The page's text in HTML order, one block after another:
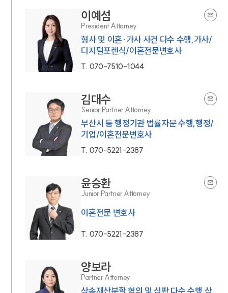
이예섬
President Attorney
형사 및 이혼·가사 사건 다수 수행,가사/
디지털포렌식/이혼전문변호사
T. 070-7510-1044
김대수
Senior Partner Attorney
부산시 등 행정기관 법률자문 수행,행정/
기업/이혼전문변호사
T. 070-5221-2387
윤승환
Junior Partner Attorney
이혼전문 변호사
T. 070-5221-2387
양보라
Partner Attorney
상속재산분할 협의 및 심판 다수 수행,상